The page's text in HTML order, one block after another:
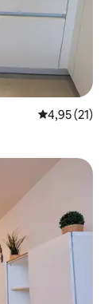
4,95 de uma
4,95 (21)